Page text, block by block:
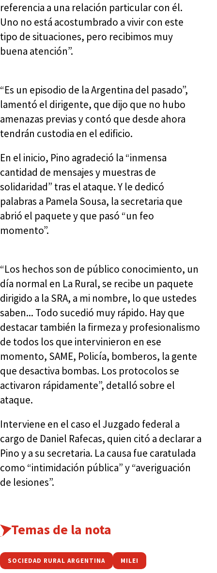
referencia a una relación particular con él.
Uno no está acostumbrado a vivir con este
tipo de situaciones, pero recibimos muy
buena atención”.
“Es un episodio de la Argentina del pasado”,
lamentó el dirigente, que dijo que no hubo
amenazas previas y contó que desde ahora
tendrán custodia en el edificio.
En el inicio, Pino agradeció la “inmensa
cantidad de mensajes y muestras de
solidaridad” tras el ataque. Y le dedicó
palabras a Pamela Sousa, la secretaria que
abrió el paquete y que pasó “un feo
momento”.
“Los hechos son de público conocimiento, un
día normal en La Rural, se recibe un paquete
dirigido a la SRA, a mi nombre, lo que ustedes
saben... Todo sucedió muy rápido. Hay que
destacar también la firmeza y profesionalismo
de todos los que intervinieron en ese
momento, SAME, Policía, bomberos, la gente
que desactiva bombas. Los protocolos se
activaron rápidamente”, detalló sobre el
ataque.
Interviene en el caso el Juzgado federal a
cargo de Daniel Rafecas, quien citó a declarar a
Pino y a su secretaria. La causa fue caratulada
como “intimidación pública” y “averiguación
de lesiones”.
Temas de la nota
SOCIEDAD RURAL ARGENTINA MILEI